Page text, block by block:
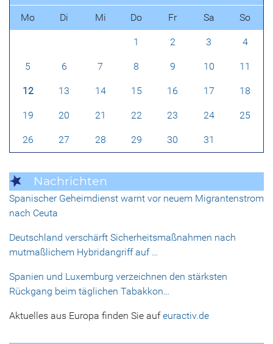
Mo Di Mi Do Fr Sa So
1 2 3 4
5 6 7 8 9 10 11
12 13 14 15 16 17 18
19 20 21 22 23 24 25
26 27 28 29 30 31
Nachrichten
Spanischer Geheimdienst warnt vor neuem Migrantenstrom
nach Ceuta
Deutschland verschärft Sicherheitsmaßnahmen nach
mutmaßlichem Hybridangriff auf …
Spanien und Luxemburg verzeichnen den stärksten
Rückgang beim täglichen Tabakkon…
Aktuelles aus Europa finden Sie aufeuractiv.de